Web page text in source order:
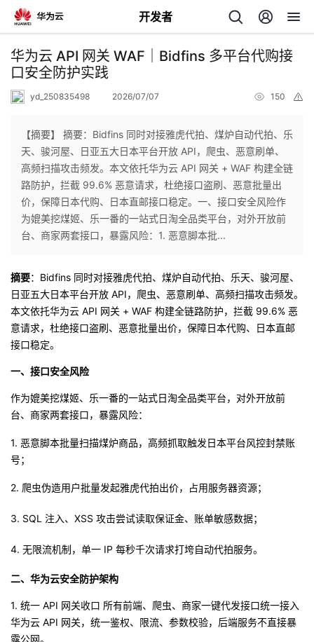
开发者
返
回
个
人
主
页
我
的
开
发
者
我
的
博
我
的
我
播
活
动
的
关
我
的
我
华为云 API 网关 WAF｜Bidfins 多平台代购接
口安全防护实践
yd_250835498 2026/07/07 150
【摘要】 摘要：Bidfins 同时对接雅虎代拍、煤炉自动代拍、乐
天、骏河屋、日亚五大日本平台开放 API，爬虫、恶意刷单、
高频扫描攻击频发。本文依托华为云 API 网关 + WAF 构建全链
路防护，拦截 99.6% 恶意请求，杜绝接口盗刷、恶意批量出
价，保障日本代购、日本直邮接口稳定。一、接口安全风险作
为媲美挖煤姬、乐一番的一站式日淘全品类平台，对外开放前
台、商家两套接口，暴露风险：1. 恶意脚本批...
摘要： Bidfins 同时对接雅虎代拍、煤炉自动代拍、乐天、骏河屋、
日亚五大日本平台开放 API，爬虫、恶意刷单、高频扫描攻击频发。
本文依托华为云 API 网关 + WAF 构建全链路防护，拦截 99.6% 恶
意请求，杜绝接口盗刷、恶意批量出价，保障日本代购、日本直邮
接口稳定。
一、接口安全风险
作为媲美挖煤姬、乐一番的一站式日淘全品类平台，对外开放前
台、商家两套接口，暴露风险：
1. 恶意脚本批量扫描煤炉商品，高频抓取触发日本平台风控封禁账
号；
2. 爬虫伪造用户批量发起雅虎代拍出价，占用服务器资源；
3. SQL 注入、 XSS 攻击尝试读取保证金、账单敏感数据；
4. 无限流机制，单一 IP 每秒千次请求打垮自动代拍服务。
二、华为云安全防护架构
1. 统一 API 网关收口 所有前端、爬虫、商家一键代发接口统一接入
华为云 API 网关，统一鉴权、限流、参数校验，后端服务不直接暴
露公网。